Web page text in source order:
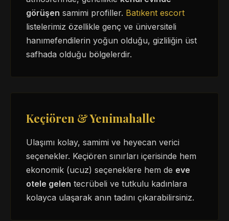
görüşen samimi profiller. Batıkent escort
listelerimiz özellikle genç ve üniversiteli
hanımefendilerin yoğun olduğu, gizliliğin üst
safhada olduğu bölgelerdir.
Keçiören & Yenimahalle
Ulaşımı kolay, samimi ve heyecan verici
seçenekler. Keçiören sınırları içerisinde hem
ekonomik (ucuz) seçeneklere hem de eve
otele gelen tecrübeli ve tutkulu kadınlara
kolayca ulaşarak anın tadını çıkarabilirsiniz.